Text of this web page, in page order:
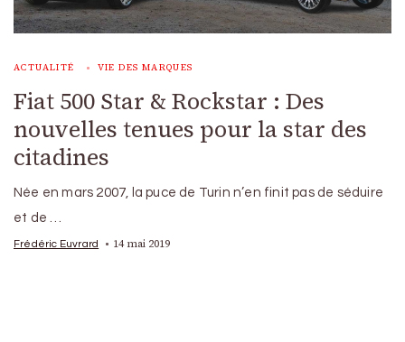
ACTUALITÉ VIE DES MARQUES
Fiat 500 Star & Rockstar : Des
nouvelles tenues pour la star des
citadines
Née en mars 2007, la puce de Turin n’en finit pas de séduire
et de …
Frédéric Euvrard 14 mai 2019